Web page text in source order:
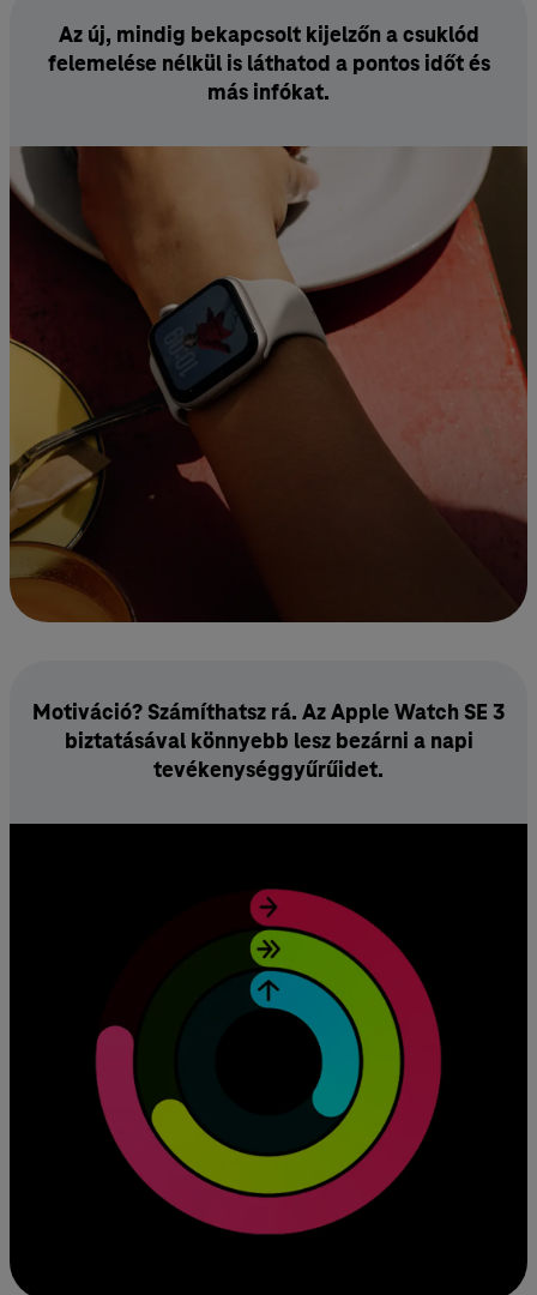
Az új, mindig bekapcsolt kijelzőn a csuklód
felemelése nélkül is láthatod a pontos időt és
más infókat.
Motiváció? Számíthatsz rá. Az Apple Watch SE 3
bizta­tásával könnyebb lesz bezárni a napi
tevékenység­gyűrűidet.